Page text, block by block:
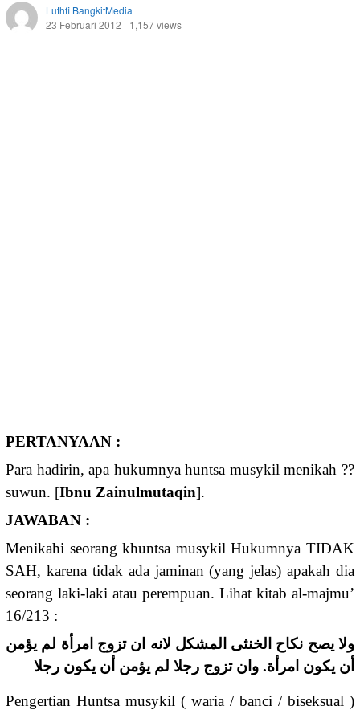
Luthfi BangkitMedia
23 Februari 2012
1,157 views
PERTANYAAN :
Para hadirin, apa hukumnya huntsa musykil menikah ??
suwun. [Ibnu Zainulmutaqin].
JAWABAN :
Menikahi seorang khuntsa musykil Hukumnya TIDAK
SAH, karena tidak ada jaminan (yang jelas) apakah dia
seorang laki-laki atau perempuan. Lihat kitab al-majmu’
16/213 :
ولا يصح نكاح الخنثى المشكل لانه ان تزوج امرأة لم يؤمن
أن يكون امرأة. وان تزوج رجلا لم يؤمن أن يكون رجلا
Pengertian Huntsa musykil ( waria / banci / biseksual )